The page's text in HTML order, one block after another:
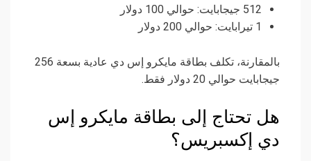
512 جيجابايت: حوالي 100 دولار
1 تيرابايت: حوالي 200 دولار
بالمقارنة، تكلف بطاقة مايكرو إس دي عادية بسعة 256
جيجابايت حوالي 20 دولار فقط.
هل تحتاج إلى بطاقة مايكرو إس
دي إكسبريس؟